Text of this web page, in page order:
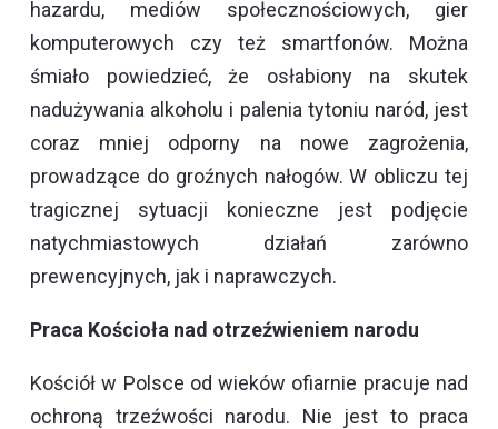
hazardu, mediów społecznościowych, gier
komputerowych czy też smartfonów. Można
śmiało powiedzieć, że osłabiony na skutek
nadużywania alkoholu i palenia tytoniu naród, jest
coraz mniej odporny na nowe zagrożenia,
prowadzące do groźnych nałogów. W obliczu tej
tragicznej sytuacji konieczne jest podjęcie
natychmiastowych działań zarówno
prewencyjnych, jak i naprawczych.
Praca Kościoła nad otrzeźwieniem narodu
Kościół w Polsce od wieków ofiarnie pracuje nad
ochroną trzeźwości narodu. Nie jest to praca